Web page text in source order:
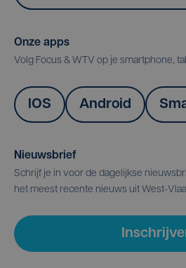
Onze apps
Volg Focus & WTV op je smartphone,
IOS Android
Nieuwsbrief
Schrijf je in voor de dagelijkse
het meest recente nieuws uit West-